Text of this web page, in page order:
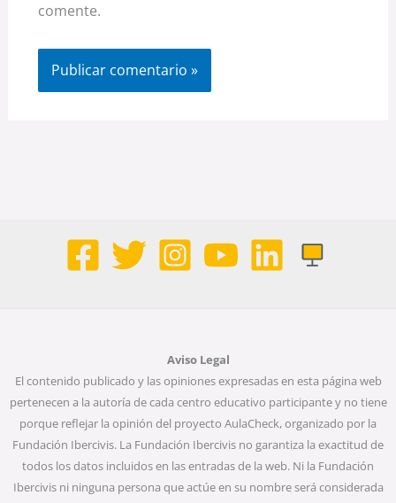
comente.
Aviso Legal
El contenido publicado y las opiniones expresadas en esta página web
pertenecen a la autoría de cada centro educativo participante y no tiene
porque reflejar la opinión del proyecto AulaCheck, organizado por la
Fundación Ibercivis. La Fundación Ibercivis no garantiza la exactitud de
todos los datos incluidos en las entradas de la web. Ni la Fundación
Ibercivis ni ninguna persona que actúe en su nombre será considerada